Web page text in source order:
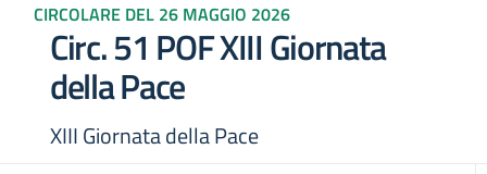
CIRCOLARE DEL 26 MAGGIO 2026
Circ. 51 POF XIII Giornata
della Pace
XIII Giornata della Pace